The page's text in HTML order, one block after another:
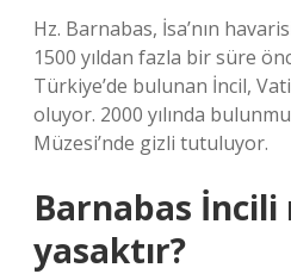
Hz. Barnabas, İsa’nın
1500 yıldan fazla bir süre
Türkiye’de bulunan İncil,
oluyor. 2000 yılında
Müzesi’nde gizli tutuluyor.
Barnabas İncili
yasaktır?